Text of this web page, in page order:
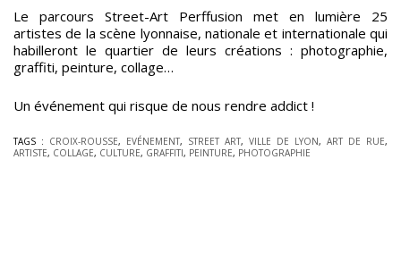
Le parcours Street-Art Perffusion met en lumière 25
artistes de la scène lyonnaise, nationale et internationale qui
habilleront le quartier de leurs créations : photographie,
graffiti, peinture, collage…
Un événement qui risque de nous rendre addict !
TAGS : CROIX-ROUSSE, EVÉNEMENT, STREET ART, VILLE DE LYON, ART DE RUE,
ARTISTE, COLLAGE, CULTURE, GRAFFITI, PEINTURE, PHOTOGRAPHIE